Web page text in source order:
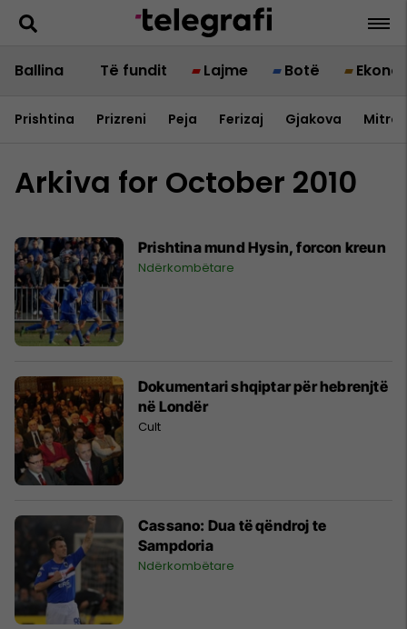
Ballina Të fundit Lajme Botë
Prishtina Prizreni Peja Ferizaj Gjakova
Arkiva for October 2010
Prishtina mund Hysin, forcon kreun
Ndërkombëtare
Dokumentari shqiptar për hebrenjtë
në Londër
Cult
Cassano: Dua të qëndroj te
Sampdoria
Ndërkombëtare